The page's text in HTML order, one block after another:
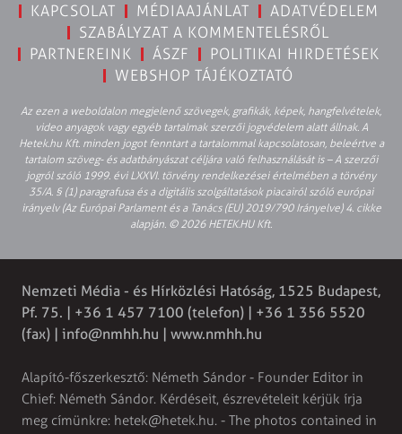
KAPCSOLAT MÉDIAAJÁNLAT
ADATVÉDELEM
SZABÁLYZAT A KOMMENTELÉSRŐL
PARTNEREINK
ÁSZF
POLITIKAI HIRDETÉSEK
WEBSHOP TÁJÉKOZTATÓ
Az ezen a weboldalon megjelenő szövegek, grafikák, képek, hangfelvételek,
video anyagok vagy egyéb tartalmak szerzői jogvédelem alatt állnak. A
Hetek.hu Kft. minden jogot fenntart a tartalommal kapcsolatosan, beleértve a
tartalom szöveg- és adatbányászat céljára való felhasználását is – A szerzői
jogról szóló 1999. évi LXXVI. törvény rendelkezései értelmében a törvény
35/A. § (1) paragrafusa és a digitális szolgáltatások piacairól szóló európai
irányelv (Az Európai Parlament és a Tanács (EU) 2019/790 Irányelve) 4. cikke
alapján. © 2026 HETEK.HU Kft.
Nemzeti Média - és Hírközlési Hatóság, 1525 Budapest,
Pf. 75. | +36 1 457 7100 (telefon) | +36 1 356 5520
(fax) | info@nmhh.hu | www.nmhh.hu
Alapító-főszerkesztő: Németh Sándor - Founder Editor in
Chief: Németh Sándor. Kérdéseit, észrevételeit kérjük írja
meg címünkre: hetek@hetek.hu. - The photos contained in